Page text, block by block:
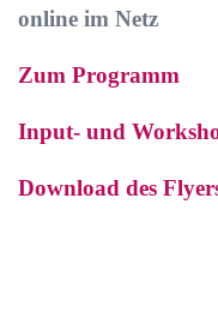
online im Netz
Zum Programm
Input- und
Download des